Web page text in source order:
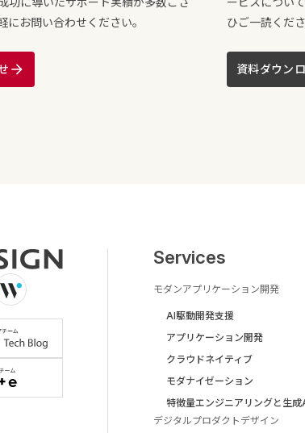
にお問い合わせください。
ひご一読くださ
資料ダウン
Services
モダンアプリケーション開発
AI駆動開発支援
アプリケーション開発
クラウドネイティブ
モダナイゼーション
特徴量エンジニアリングと生成
デジタルプロダクトデザイン